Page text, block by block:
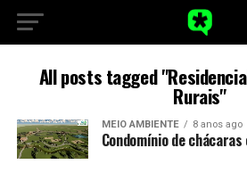
All posts tagged
Rurais"
MEIO AMBIENTE 8 anos ago
Condomínio de